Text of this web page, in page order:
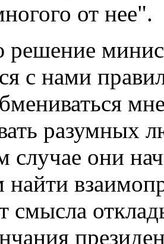
от нее".
решение
с нами
разумных
случае они
смысла